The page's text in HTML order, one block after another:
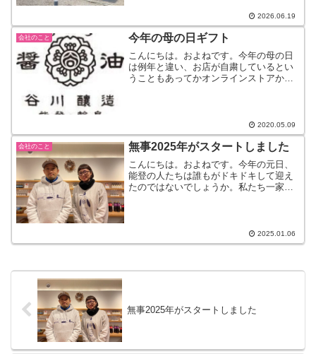
2026.06.19
会社のこと 今年の母の日ギフト
こんにちは。およねです。今年の母の日
は例年と違い、お店が自粛しているとい
うこともあってかオンラインストアから
2020.05.09
会社のこと 無事2025年がスタートしました
こんにちは。およねです。今年の元日、
能登の人たちは誰もがドキドキして迎え
たのではないでしょうか。私たち一家
前まで、ストレスで娘はお腹... 2025.01.06
無事2025年がスタートしました